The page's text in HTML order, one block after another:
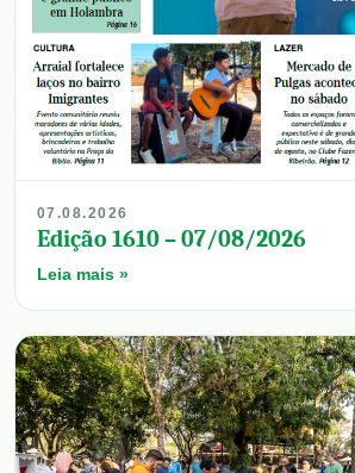
07.08.2026
Edição 1610 – 07/08/2026
Leia mais »